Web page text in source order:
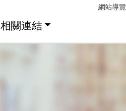
網站導覽
相關連結